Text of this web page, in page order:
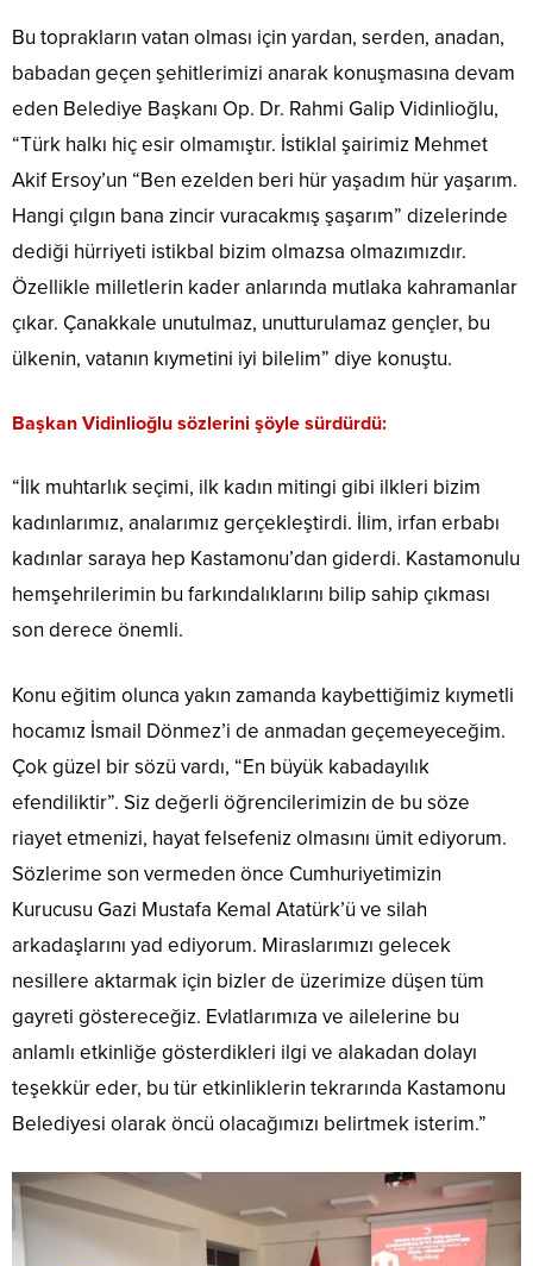
Bu toprakların vatan olması için yardan, serden, anadan,
babadan geçen şehitlerimizi anarak konuşmasına devam
eden Belediye Başkanı Op. Dr. Rahmi Galip Vidinlioğlu,
“Türk halkı hiç esir olmamıştır. İstiklal şairimiz Mehmet
Akif Ersoy’un “Ben ezelden beri hür yaşadım hür yaşarım.
Hangi çılgın bana zincir vuracakmış şaşarım” dizelerinde
dediği hürriyeti istikbal bizim olmazsa olmazımızdır.
Özellikle milletlerin kader anlarında mutlaka kahramanlar
çıkar. Çanakkale unutulmaz, unutturulamaz gençler, bu
ülkenin, vatanın kıymetini iyi bilelim” diye konuştu.
Başkan Vidinlioğlu sözlerini şöyle sürdürdü:
“İlk muhtarlık seçimi, ilk kadın mitingi gibi ilkleri bizim
kadınlarımız, analarımız gerçekleştirdi. İlim, irfan erbabı
kadınlar saraya hep Kastamonu’dan giderdi. Kastamonulu
hemşehrilerimin bu farkındalıklarını bilip sahip çıkması
son derece önemli.
Konu eğitim olunca yakın zamanda kaybettiğimiz kıymetli
hocamız İsmail Dönmez’i de anmadan geçemeyeceğim.
Çok güzel bir sözü vardı, “En büyük kabadayılık
efendiliktir”. Siz değerli öğrencilerimizin de bu söze
riayet etmenizi, hayat felsefeniz olmasını ümit ediyorum.
Sözlerime son vermeden önce Cumhuriyetimizin
Kurucusu Gazi Mustafa Kemal Atatürk’ü ve silah
arkadaşlarını yad ediyorum. Miraslarımızı gelecek
nesillere aktarmak için bizler de üzerimize düşen tüm
gayreti göstereceğiz. Evlatlarımıza ve ailelerine bu
anlamlı etkinliğe gösterdikleri ilgi ve alakadan dolayı
teşekkür eder, bu tür etkinliklerin tekrarında Kastamonu
Belediyesi olarak öncü olacağımızı belirtmek isterim.”